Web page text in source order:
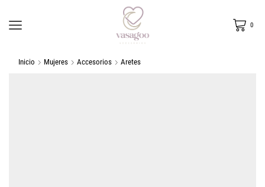
0
Inicio Mujeres Accesorios Aretes